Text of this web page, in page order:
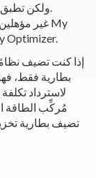
ولكن تطبق نفس القيود المفروضة على المستأجرين.
Optimizer.
إذا كنت تضيف
بطارية فقط،
مُركِّب الطاقة
تضيف بطارية